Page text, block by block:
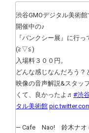
渋谷GMOデジタル美術館
開催中の♪
『バンクシー展』に行
(⁠≧⁠▽⁠≦⁠)
入場料３００円。
どんな感じなんだろう？
映像の音声解説&スタッ
くて、良かったよ♬ #渋
タル美術館
— Cafe Nao! 鈴木ナオ